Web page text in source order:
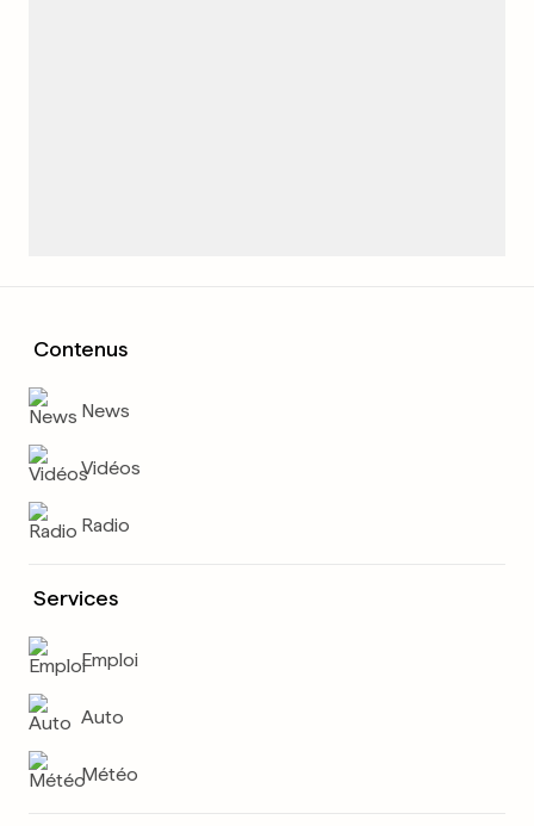
Contenus
News
Vidéos
Radio
Services
Emploi
Auto
Météo